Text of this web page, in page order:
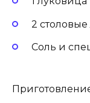
2
Соль и